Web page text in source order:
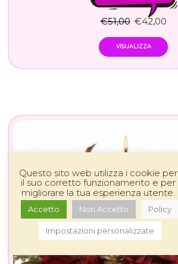
€51,00 €42,00
VISUALIZZA
Questo sito web utilizza i cookie per
il suo corretto funzionamento e per
migliorare la tua esperienza utente.
Accetto Non Accetto Policy
Impostazioni personalizzate